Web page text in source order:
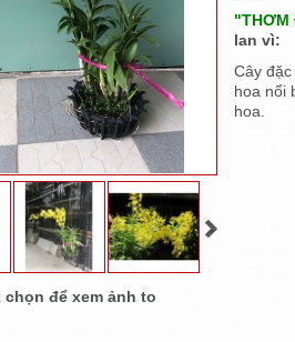
chọn để xem ảnh to
"THƠM
lan vì:
Cây
hoa nổi
hoa.